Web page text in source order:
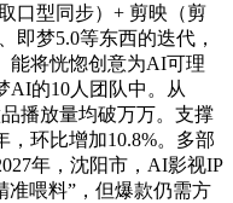
口型同步）+ 剪映（剪
即梦5.0等东西的迭代，
能将恍惚创意为AI可理
AI的10人团队中。从
播放量均破万万。支撑
环比增加10.8%。多部
年，沈阳市，AI影视IP
准喂料”，但爆款仍需方